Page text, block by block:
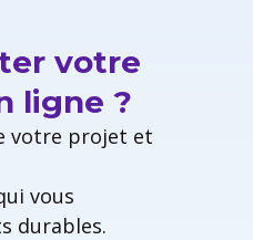
votre
ligne ?
votre projet et
vous
durables.